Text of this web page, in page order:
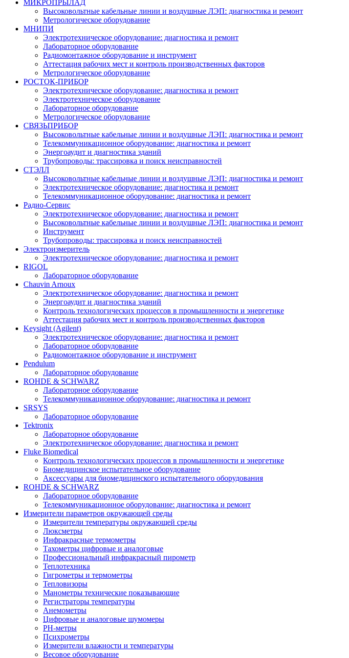
МИКРОПРЫЛАД
Высоковольтные кабельные линии и воздушные ЛЭП: диагностика и ремонт
Метрологическое оборудование
МНИПИ
Электротехническое оборудование: диагностика и ремонт
Лабораторное оборудование
Радиомонтажное оборудование и инструмент
Аттестация рабочих мест и контроль производственных факторов
Метрологическое оборудование
РОСТОК-ПРИБОР
Электротехническое оборудование: диагностика и ремонт
Электротехническое оборудование
Лабораторное оборудование
Метрологическое оборудование
СВЯЗЬПРИБОР
Высоковольтные кабельные линии и воздушные ЛЭП: диагностика и ремонт
Телекоммуникационное оборудование: диагностика и ремонт
Энергоаудит и диагностика зданий
Трубопроводы: трассировка и поиск неисправностей
СТЭЛЛ
Высоковольтные кабельные линии и воздушные ЛЭП: диагностика и ремонт
Электротехническое оборудование: диагностика и ремонт
Телекоммуникационное оборудование: диагностика и ремонт
Радио-Cервис
Электротехническое оборудование: диагностика и ремонт
Высоковольтные кабельные линии и воздушные ЛЭП: диагностика и ремонт
Инструмент
Трубопроводы: трассировка и поиск неисправностей
Электроизмеритель
Электротехническое оборудование: диагностика и ремонт
RIGOL
Лабораторное оборудование
Chauvin Arnoux
Электротехническое оборудование: диагностика и ремонт
Энергоаудит и диагностика зданий
Контроль технологических процессов в промышленности и энергетике
Аттестация рабочих мест и контроль производственных факторов
Keysight (Agilent)
Электротехническое оборудование: диагностика и ремонт
Лабораторное оборудование
Радиомонтажное оборудование и инструмент
Pendulum
Лабораторное оборудование
ROHDE & SCHWARZ
Лабораторное оборудование
Телекоммуникационное оборудование: диагностика и ремонт
SRSYS
Лабораторное оборудование
Tektronix
Лабораторное оборудование
Электротехническое оборудование: диагностика и ремонт
Fluke Biomedical
Контроль технологических процессов в промышленности и энергетике
Биомедицинское испытательное оборудование
Аксессуары для биомедицинского испытательного оборудования
ROHDE & SCHWARZ
Лабораторное оборудование
Телекоммуникационное оборудование: диагностика и ремонт
Измерители параметров окружающей среды
Измерители температуры окружающей среды
Люксметры
Инфракрасные термометры
Тахометры цифровые и аналоговые
Профессиональный инфракрасный пирометр
Теплотехника
Гигрометры и термометры
Тепловизоры
Манометры технические показывающие
Регистраторы температуры
Анемометры
Цифровые и аналоговые шумомеры
PH-метры
Психрометры
Измерители влажности и температуры
Весовое оборудование